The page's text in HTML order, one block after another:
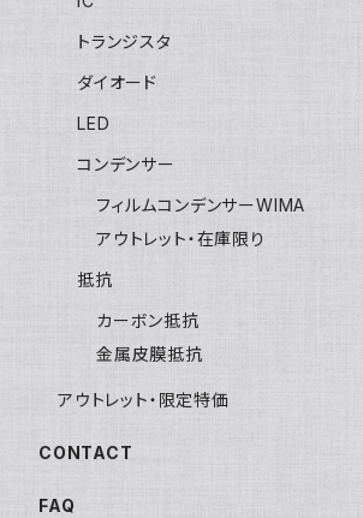
トランジスタ
ダイオード
LED
コンデンサー
フィルムコンデンサーWIMA
アウトレット・在庫限り
抵抗
カーボン抵抗
金属皮膜抵抗
アウトレット・限定特価
CONTACT
FAQ